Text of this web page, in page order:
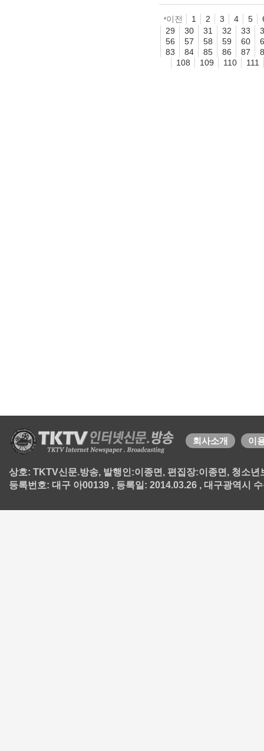
이전 1 2 3 4 5
29
30 31 32 33
56
57 58 59 60
83
84 85 86 87
108
109 110 111
회사소개 이
상호: TKTV신문.방송, 발행인:이종면, 편집장:이종면, 청소
등록번호: 대구 아00139 , 등록일: 2014.03.26 , 대구광역시